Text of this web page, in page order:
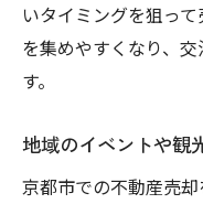
いタイミングを狙っ
を集めやすくなり、
す。
地域のイベントや観
京都市での不動産売